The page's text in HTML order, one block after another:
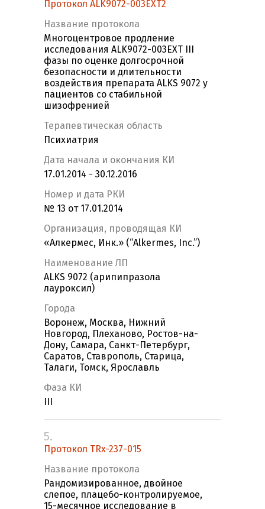
Протокол ALK9072-003EXT2
Название протокола
Многоцентровое продление
исследования ALK9072-003EXT III
фазы по оценке долгосрочной
безопасности и длительности
воздействия препарата ALKS 9072 у
пациентов со стабильной
шизофренией
Терапевтическая область
Психиатрия
Дата начала и окончания КИ
17.01.2014 - 30.12.2016
Номер и дата РКИ
№ 13 от 17.01.2014
Организация, проводящая КИ
«Алкермес, Инк.» (“Alkermes, Inc.”)
Наименование ЛП
ALKS 9072 (арипипразола
лауроксил)
Города
Воронеж, Москва, Нижний
Новгород, Плеханово, Ростов-на-
Дону, Самара, Санкт-Петербург,
Саратов, Ставрополь, Старица,
Талаги, Томск, Ярославль
Фаза КИ
5.
Протокол TRx-237-015
Название протокола
Рандомизированное, двойное
слепое, плацебо-контролируемое,
15-месячное исследование в